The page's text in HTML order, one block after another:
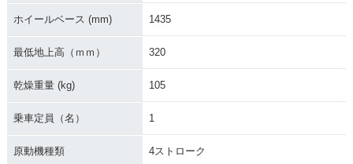
ホイールベース (mm) 1435
最低地上高（ｍｍ） 320
乾燥重量 (kg) 105
乗車定員（名） 1
原動機種類 4ストローク